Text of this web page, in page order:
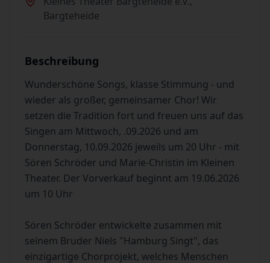
Bargteheide
Beschreibung
Wunderschöne Songs, klasse Stimmung - und
wieder als großer, gemeinsamer Chor! Wir
setzen die Tradition fort und freuen uns auf das
Singen am Mittwoch, .09.2026 und am
Donnerstag, 10.09.2026 jeweils um 20 Uhr - mit
Sören Schröder und Marie-Christin im Kleinen
Theater. Der Vorverkauf beginnt am 19.06.2026
um 10 Uhr
Sören Schröder entwickelte zusammen mit
seinem Bruder Niels "Hamburg Singt", das
einzigartige Chorprojekt, welches Menschen